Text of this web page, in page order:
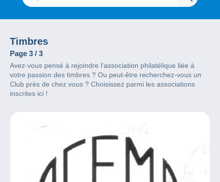
Timbres
Page 3 / 3
Avez-vous pensé à rejoindre l’association philatélique liée à
votre passion des timbres ? Ou peut-être recherchez-vous un
Club près de chez vous ? Choisissez parmi les associations
inscrites ici !